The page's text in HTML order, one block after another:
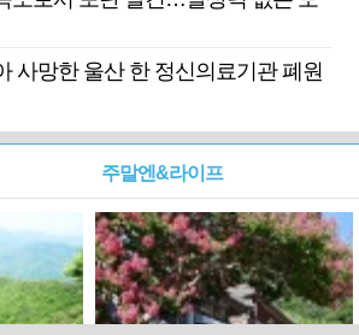
사망한 울산 한 정신의료기관 폐원
주말엔&라이프